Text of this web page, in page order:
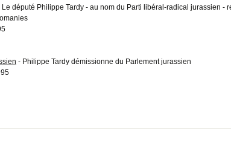
Le député Philippe Tardy - au nom du Parti libéral-radical jurassien -
- Philippe Tardy démissionne du Parlement jurassien